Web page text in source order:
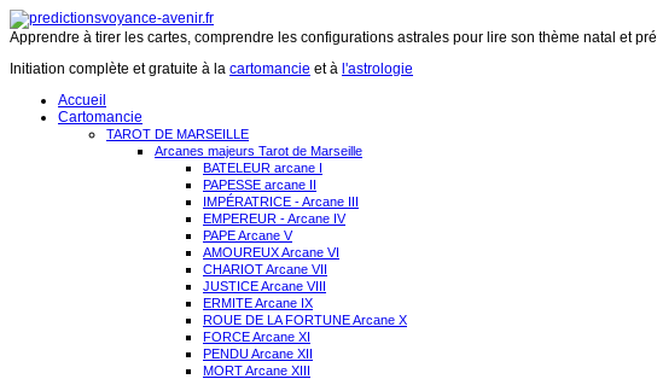
Apprendre à tirer les cartes, comprendre les configurations astrales pour lire son thème natal et
Initiation complète et gratuite à la cartomancie et à l'astrologie
Accueil
Cartomancie
TAROT DE MARSEILLE
Arcanes majeurs Tarot de Marseille
BATELEUR arcane I
PAPESSE arcane II
IMPÉRATRICE - Arcane III
EMPEREUR - Arcane IV
PAPE Arcane V
AMOUREUX Arcane VI
CHARIOT Arcane VII
JUSTICE Arcane VIII
ERMITE Arcane IX
ROUE DE LA FORTUNE Arcane X
FORCE Arcane XI
PENDU Arcane XII
MORT Arcane XIII